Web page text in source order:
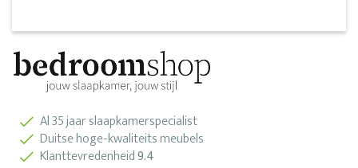
Al 35 jaar slaapkamerspecialist
Duitse hoge-kwaliteits meubels
Klanttevredenheid9.4